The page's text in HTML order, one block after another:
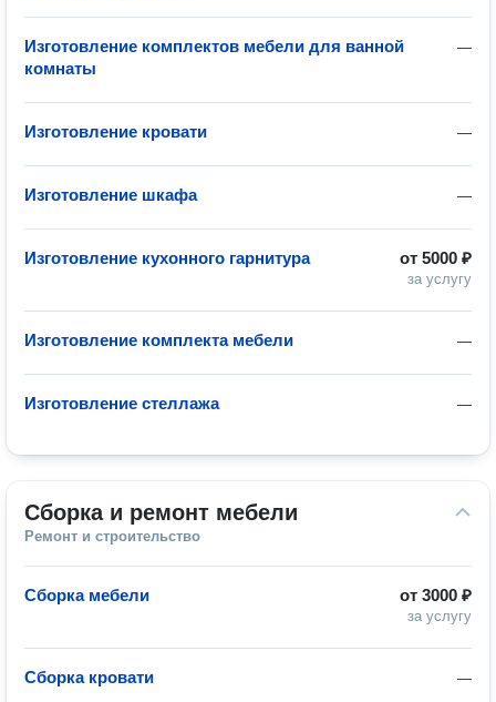
—
Изготовление комплектов мебели для ванной
комнаты
—
Изготовление кровати
—
Изготовление шкафа
от 5000 ₽
за услугу
Изготовление кухонного гарнитура
—
Изготовление комплекта мебели
—
Изготовление стеллажа
Сборка и ремонт мебели
Ремонт и строительство
от 3000 ₽
за услугу
Сборка мебели
—
Сборка кровати